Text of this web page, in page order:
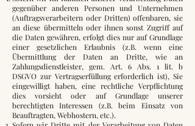
gegenüber anderen Personen und Unternehmen
(Auftragsverarbeitern oder Dritten) offenbaren, sie
an diese übermitteln oder ihnen sonst Zugriff auf
die Daten gewähren, erfolgt dies nur auf Grundlage
einer gesetzlichen Erlaubnis (z.B. wenn eine
Übermittlung der Daten an Dritte, wie an
Zahlungsdienstleister, gem. Art. 6 Abs. 1 lit. b
DSGVO zur Vertragserfüllung erforderlich ist), Sie
eingewilligt haben, eine rechtliche Verpflichtung
dies vorsieht oder auf Grundlage unserer
berechtigten Interessen (z.B. beim Einsatz von
Beauftragten, Webhostern, etc.).